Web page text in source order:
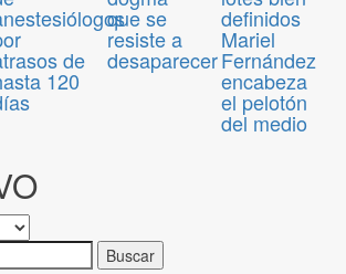
de
120
que se
resiste a
desaparecer
definidos
Mariel
Fernández
encabeza
el pelotón
del medio